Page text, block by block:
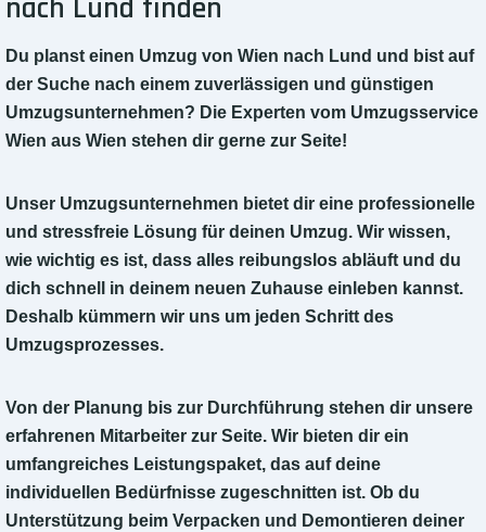
nach Lund finden
Du planst einen Umzug von Wien nach Lund und bist auf
der Suche nach einem zuverlässigen und günstigen
Umzugsunternehmen? Die Experten vom Umzugsservice
Wien aus Wien stehen dir gerne zur Seite!
Unser Umzugsunternehmen bietet dir eine professionelle
und stressfreie Lösung für deinen Umzug. Wir wissen,
wie wichtig es ist, dass alles reibungslos abläuft und du
dich schnell in deinem neuen Zuhause einleben kannst.
Deshalb kümmern wir uns um jeden Schritt des
Umzugsprozesses.
Von der Planung bis zur Durchführung stehen dir unsere
erfahrenen Mitarbeiter zur Seite. Wir bieten dir ein
umfangreiches Leistungspaket, das auf deine
individuellen Bedürfnisse zugeschnitten ist. Ob du
Unterstützung beim Verpacken und Demontieren deiner